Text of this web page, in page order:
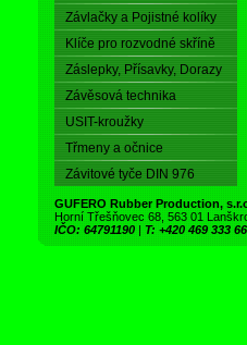
Závlačky a Pojistné kolíky
Klíče pro rozvodné skříně
Záslepky, Přísavky, Dorazy
Závěsová technika
USIT-kroužky
Třmeny a očnice
Závitové tyče DIN 976
GUFERO Rubber Production,
Horní Třešňovec 68, 563 01
IČO: 64791190 | T: +420 469 333